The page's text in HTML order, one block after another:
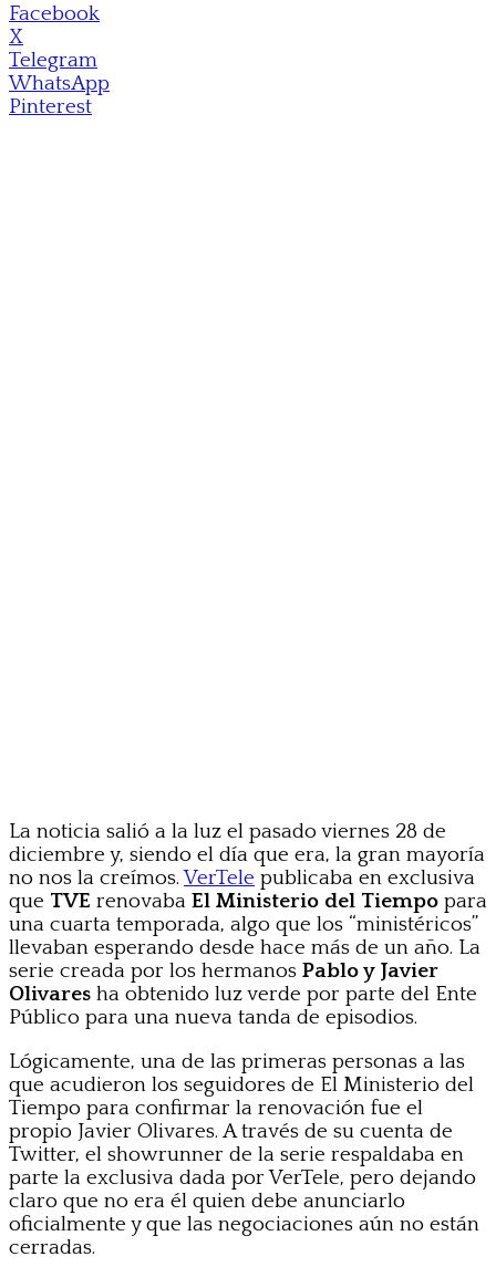
Facebook
X
Telegram
WhatsApp
Pinterest
La noticia salió a la luz el pasado viernes 28 de
diciembre y, siendo el día que era, la gran mayoría
no nos la creímos.VerTele publicaba en exclusiva
que TVE renovaba El Ministerio del Tiempo para
una cuarta temporada, algo que los “ministéricos”
llevaban esperando desde hace más de un año. La
serie creada por los hermanos Pablo y Javier
Olivares ha obtenido luz verde por parte del Ente
Público para una nueva tanda de episodios.
Lógicamente, una de las primeras personas a las
que acudieron los seguidores de El Ministerio del
Tiempo para confirmar la renovación fue el
propio Javier Olivares. A través de su cuenta de
Twitter, el showrunner de la serie respaldaba en
parte la exclusiva dada por VerTele, pero dejando
claro que no era él quien debe anunciarlo
oficialmente y que las negociaciones aún no están
cerradas.